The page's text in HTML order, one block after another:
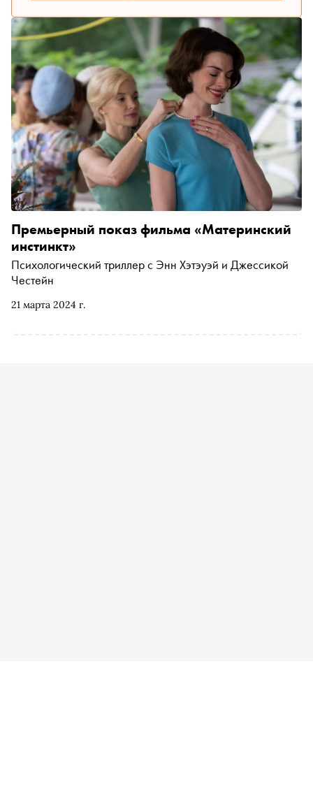
21 марта 2024 г.
Премьерный показ фильма «Материнский
инстинкт»
Психологический триллер с Энн Хэтэуэй и Джессикой
Честейн